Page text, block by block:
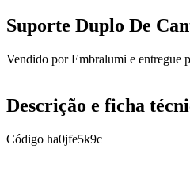
Suporte Duplo De
Vendido porEmbralumi e entregue
Descrição e ficha
Código ha0jfe5k9c